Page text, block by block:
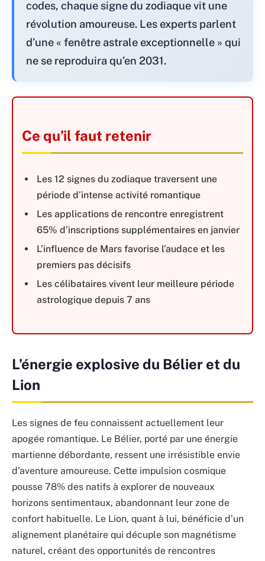
codes, chaque signe du zodiaque vit une
révolution amoureuse. Les experts parlent
d’une « fenêtre astrale exceptionnelle » qui
ne se reproduira qu’en 2031.
Ce qu’il faut retenir
Les 12 signes du zodiaque traversent une
période d’intense activité romantique
Les applications de rencontre enregistrent
65% d’inscriptions supplémentaires en janvier
L’influence de Mars favorise l’audace et les
premiers pas décisifs
Les célibataires vivent leur meilleure période
astrologique depuis 7 ans
L’énergie explosive du Bélier et du
Lion
Les signes de feu connaissent actuellement leur
apogée romantique. Le Bélier, porté par une énergie
martienne débordante, ressent une irrésistible envie
d’aventure amoureuse. Cette impulsion cosmique
pousse 78% des natifs à explorer de nouveaux
horizons sentimentaux, abandonnant leur zone de
confort habituelle. Le Lion, quant à lui, bénéficie d’un
alignement planétaire qui décuple son magnétisme
naturel, créant des opportunités de rencontres